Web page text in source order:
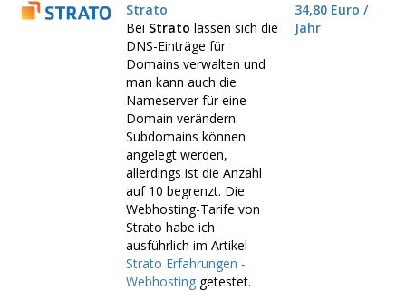
Strato
Bei Strato lassen sich die
DNS-Einträge für
Domains verwalten und
man kann auch die
Nameserver für eine
Domain verändern.
Subdomains können
angelegt werden,
allerdings ist die Anzahl
auf 10 begrenzt. Die
Webhosting-Tarife von
Strato habe ich
ausführlich im Artikel
Strato Erfahrungen -
Webhosting getestet.
34,80 Euro /
Jahr